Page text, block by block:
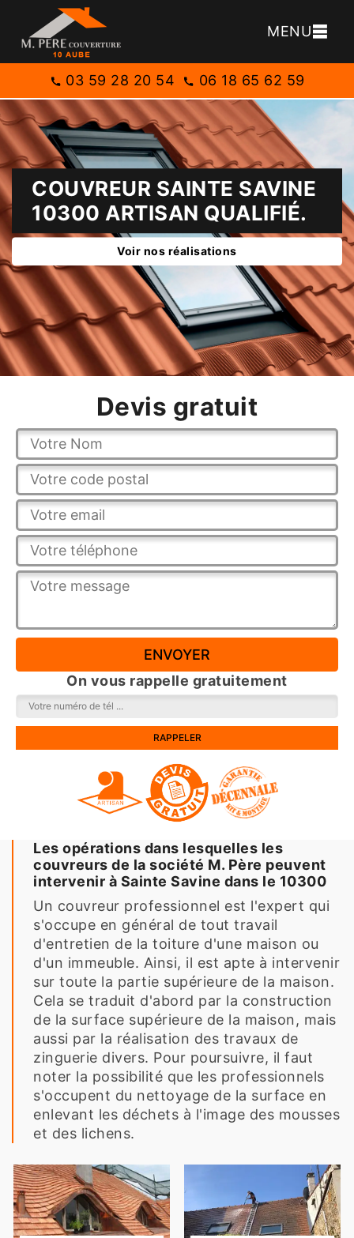
MENU
03 59 28 20 54 06 18 65 62 59
COUVREUR SAINTE SAVINE
10300 ARTISAN QUALIFIÉ.
Voir nos réalisations
Devis gratuit
On vous rappelle gratuitement
Les opérations dans lesquelles les
couvreurs de la société M. Père peuvent
intervenir à Sainte Savine dans le 10300
Un couvreur professionnel est l'expert qui
s'occupe en général de tout travail
d'entretien de la toiture d'une maison ou
d'un immeuble. Ainsi, il est apte à intervenir
sur toute la partie supérieure de la maison.
Cela se traduit d'abord par la construction
de la surface supérieure de la maison, mais
aussi par la réalisation des travaux de
zinguerie divers. Pour poursuivre, il faut
noter la possibilité que les professionnels
s'occupent du nettoyage de la surface en
enlevant les déchets à l'image des mousses
et des lichens.